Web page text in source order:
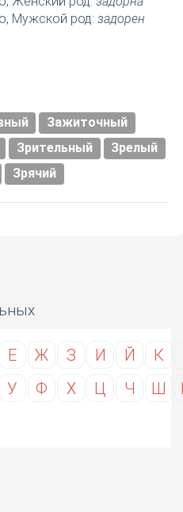
Мужской род: задорен
Зажиточный
Зрительный
Зрелый
Зрячий
Е Ж З И Й К
У Ф Х Ц Ч Ш